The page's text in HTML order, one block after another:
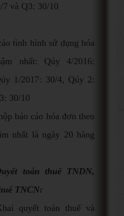
và Q3: 30/10
tình hình sử dụng hóa
nhất: Qúy 4/2016:
1/2017: 30/4, Qúy 2:
30/10
báo cáo hóa đơn theo
nhất là ngày 20 hàng
toán thuế TNDN,
TNCN:
quyết toán thuế và